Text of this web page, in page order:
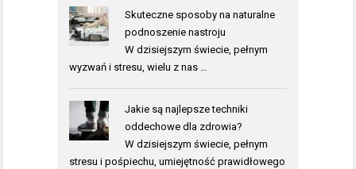
Skuteczne sposoby na naturalne
podnoszenie nastroju
W dzisiejszym świecie, pełnym
wyzwań i stresu, wielu z nas …
Jakie są najlepsze techniki
oddechowe dla zdrowia?
W dzisiejszym świecie, pełnym
stresu i pośpiechu, umiejętność prawidłowego